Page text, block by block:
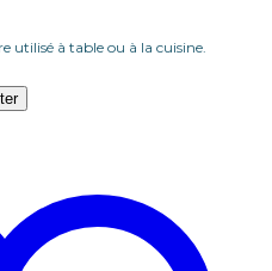
utilisé à table ou à la cuisine.